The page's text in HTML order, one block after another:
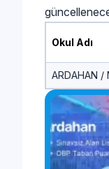
Okul Adı
ARDAHAN /